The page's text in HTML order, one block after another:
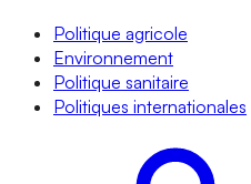
Politique agricole
Environnement
Politique sanitaire
Politiques internationales